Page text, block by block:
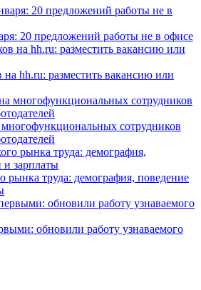
20 предложений работы не в офисе
hh.ru: разместить вакансию или
сотрудников
рынка труда: демография, поведение
обновили работу узнаваемого